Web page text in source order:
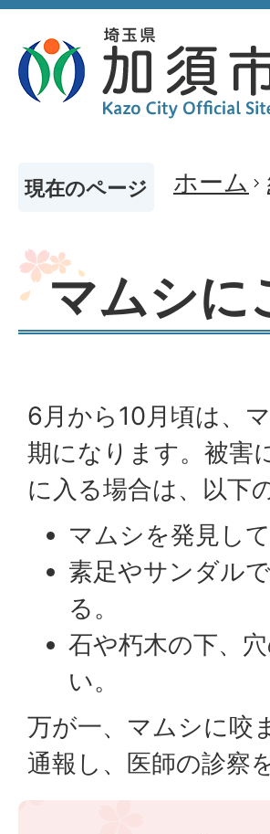
現在のページ ホーム
マムシに
6月から10月頃は、
期になります。被害
に入る場合は、以下
マムシを発見し
素足やサンダル
る。
石や朽木の下、
い。
万が一、マムシに咬
通報し、医師の診察